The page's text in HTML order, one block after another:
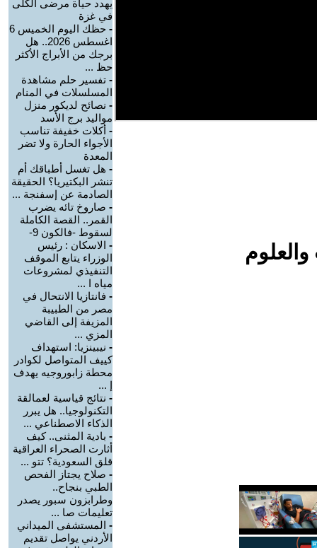
يهدد حياة مرضى الكلى
في غزة
-
حظك اليوم الخميس 6
اغسطس 2026.. هل
برجك من الأبراج الأكثر
حظ ...
- تفسير حلم مشاهدة
المسلسلات في المنام
- نصائح لديكور منزل
مواليد برج الأسد‎
- أكلات خفيفة تناسب
الأجواء الحارة ولا تضر
المعدة
- هل تغسل أطباقك أم
تنشر البكتيريا؟ الحقيقة
الصادمة عن إسفنجة ...
- صاروخ تائه يضرب
القمر.. القصة الكاملة
لسقوط -فالكون 9-
- الاسكان : رئيس
الوزراء يتابع الموقف
التنفيذي لمشروعات
مياه ا ...
- فانتازيا الانتحال في
مصر من الطبيبة
المزيفة إلى القاضي
المزي ...
- نيبينزيا: استهداف
كييف المتواصل لكوادر
محطة زابوروجيه يهدف
إ ...
- نتائج قياسية لعمالقة
التكنولوجيا.. هل يبرر
الذكاء الاصطناعي ...
- بادية المثنى.. كيف
أثارت الصحراء العراقية
قلق السعودية؟ تتو ...
- صلاح يجتاز الفحص
الطبي بنجاح..
وطرابزون سبور يصدر
تعليمات صا ...
- المستشفى الميداني
الأردني يواصل تقديم